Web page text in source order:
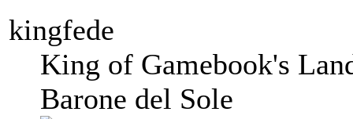
kingfede
King of Gamebook's
Barone del Sole